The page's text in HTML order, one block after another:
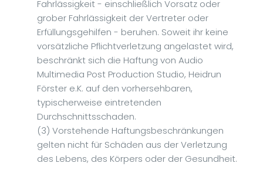
Fahrlässigkeit - einschließlich Vorsatz oder
grober Fahrlässigkeit der Vertreter oder
Erfüllungsgehilfen - beruhen. Soweit ihr keine
vorsätzliche Pflichtverletzung angelastet wird,
beschränkt sich die Haftung von Audio
Multimedia Post Production Studio, Heidrun
Förster e.K. auf den vorhersehbaren,
typischerweise eintretenden
Durchschnittsschaden.
(3) Vorstehende Haftungsbeschränkungen
gelten nicht für Schäden aus der Verletzung
des Lebens, des Körpers oder der Gesundheit.